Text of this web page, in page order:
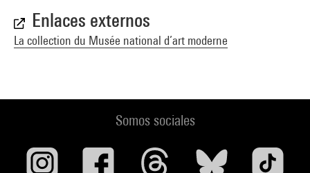
Enlaces externos
La collection du Musée national d’art moderne
Somos sociales